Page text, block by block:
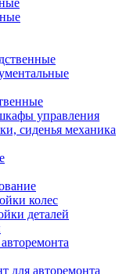
управления
сиденья механика
колес
деталей
для авторемонта